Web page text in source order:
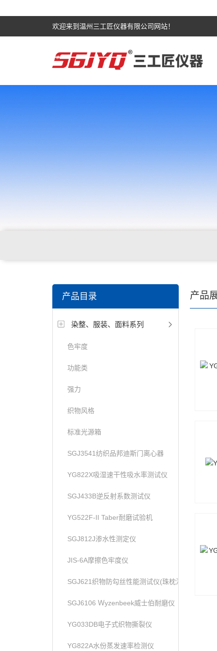
欢迎来到温州三工匠仪器有限公司网站！
电缆，包装材料，箱包等行业
产品目录
染整、服装、面料系列
色牢度
功能类
强力
织物风格
标准光源箱
SGJ3541纺织品邦迪斯门离心器
YG822X吸湿速干性吸水率测试仪
SGJ433B逆反射系数测试仪
YG522F-II Taber耐磨试验机
SGJ812J渗水性测定仪
JIS-6A摩擦色牢度仪
SGJ621织物防勾丝性能测试仪(珠枕法)
SGJ6106 Ｗyzenbeek威士伯耐磨仪
YG033DB电子式织物撕裂仪
YG822A水份蒸发速率检测仪
产品